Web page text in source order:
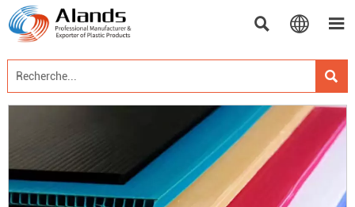
  
